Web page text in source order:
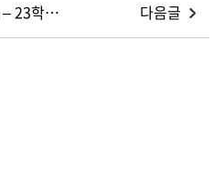
다음글
[인터뷰] 2025 하계 전공연수 인터뷰 (캐나다) – 23학번 최민슬